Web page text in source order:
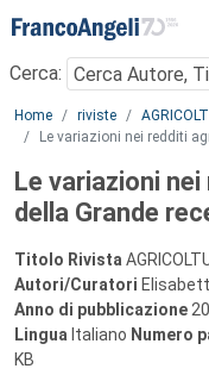
Menu
Cerca:
Main content
Home riviste
Le variazioni nei redditi
Le variazioni
della Grande
Titolo Rivista
Autori/Curatori
Anno di pubblicazione
Lingua Italiano Numero
KB